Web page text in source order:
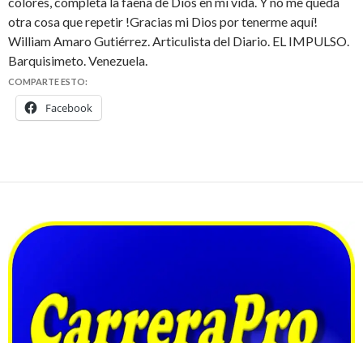
otra cosa que repetir !Gracias mi Dios por tenerme aquí!
William Amaro Gutiérrez. Articulista del Diario. EL IMPULSO.
Barquisimeto. Venezuela.
COMPARTE ESTO:
Facebook